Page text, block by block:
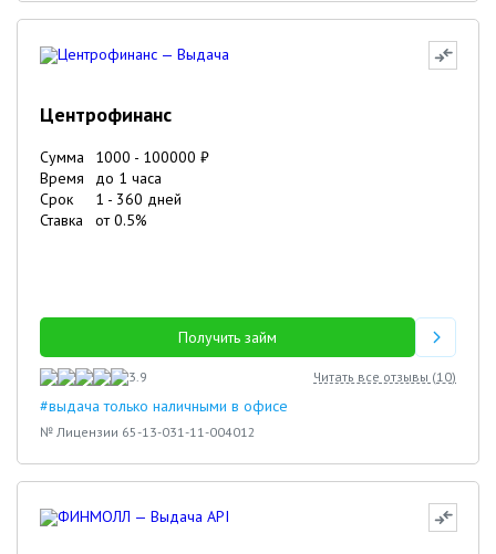
Центрофинанс
Сумма 1000 - 100000 ₽
Время
до 1 часа
Срок
1 - 360 дней
Ставка
от0.5%
Получить займ
3.9 Читать все отзывы (10)
#выдача только наличными в офисе
№ Лицензии 65-13-031-11-004012